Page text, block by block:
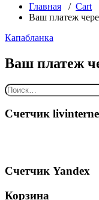
Главная / Cart
Ваш платеж
Капабланка
Ваш платеж
Найти:
Счетчик
Счетчик Yandex
Корзина